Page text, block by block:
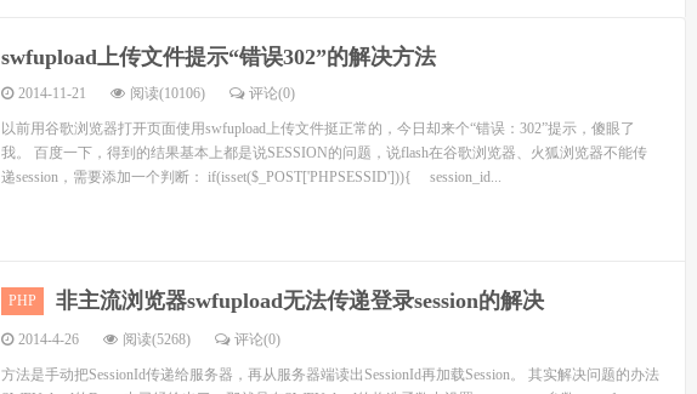
swfupload上传文件提示“错误302”的解决方法
2014-11-21 阅读(10106) 评论(0)
以前用谷歌浏览器打开页面使用swfupload上传文件挺正常的，今日却来个“错误：302”提示，傻眼了
我。 百度一下，得到的结果基本上都是说SESSION的问题，说flash在谷歌浏览器、火狐浏览器不能传
递session，需要添加一个判断： if(isset($_POST['PHPSESSID'])){ session_id...
PHP 非主流浏览器swfupload无法传递登录session的解决
2014-4-26 阅读(5268) 评论(0)
方法是手动把SessionId传递给服务器，再从服务器端读出SessionId再加载Session。 其实解决问题的办法